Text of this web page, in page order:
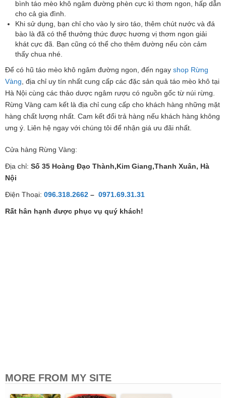
bình táo mèo khô ngâm đường phèn cực kì thơm ngon, hấp dẫn
cho cả gia đình.
Khi sử dụng, bạn chỉ cho vào ly siro táo, thêm chút nước và đá
bào là đã có thể thưởng thức được hương vị thơm ngon giải
khát cực đã. Bạn cũng có thể cho thêm đường nếu còn cảm
thấy chua nhé.
Để có hũ táo mèo khô ngâm đường ngon, đến ngay shop Rừng
Vàng , địa chỉ uy tín nhất cung cấp các đặc sản quả táo mèo khô tại
Hà Nội cùng các thảo dược ngâm rượu có nguồn gốc từ núi rừng.
Rừng Vàng cam kết là địa chỉ cung cấp cho khách hàng những mặt
hàng chất lượng nhất. Cam kết đổi trả hàng nếu khách hàng không
ưng ý. Liên hệ ngay với chúng tôi để nhận giá ưu đãi nhất.
Cửa hàng Rừng Vàng:
Địa chỉ: Số 35 Hoàng Đạo Thành,Kim Giang,Thanh Xuân, Hà
Nội
Điện Thoại: 096.318.2662 – 0971.69.31.31
Rất hân hạnh được phục vụ quý khách!
MORE FROM MY SITE